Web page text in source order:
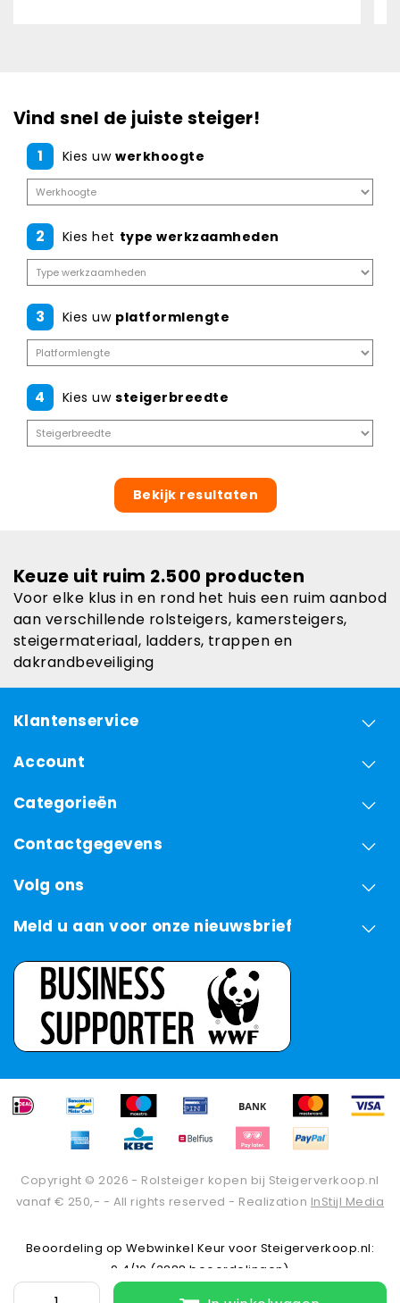
Vind snel de juiste steiger!
1 Kies uw werkhoogte
2 Kies het type werkzaamheden
3 Kies uw platformlengte
4 Kies uw steigerbreedte
Bekijk resultaten
Keuze uit ruim 2.500 producten
Voor elke klus in en rond het huis een ruim aanbod
aan verschillende rolsteigers, kamersteigers,
steigermateriaal, ladders, trappen en
dakrandbeveiliging
Klantenservice
Account
Categorieën
Contactgegevens
Volg ons
Meld u aan voor onze nieuwsbrief
Copyright © 2026 - Rolsteiger kopen bij Steigerverkoop.nl
vanaf € 250,- - All rights reserved - Realization InStijl Media
Beoordeling op Webwinkel Keur voor Steigerverkoop.nl:
9.4/10 (3288 beoordelingen)